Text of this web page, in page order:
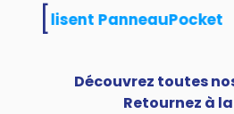
utilisent PanneauPocket
Découvrez toutes
Retournez à